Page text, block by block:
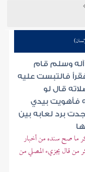
آله وسلم قام
فالتبست عليه
قال لو
فأهويت بيدي
برد لعابه بين
ما صح سنده من أخبار
من قال يجزيء المصلي من